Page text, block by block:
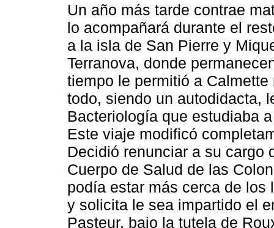
Un año más tarde contrae
lo acompañará durante el
a la isla de San Pierre y
Terranova, donde
tiempo le permitió a
todo, siendo un autodidacta,
Bacteriología que estudiaba
Este viaje modificó
Decidió renunciar a su cargo
Cuerpo de Salud de las
podía estar más cerca de los
y solicita le sea impartido el
Pasteur, bajo la tutela de